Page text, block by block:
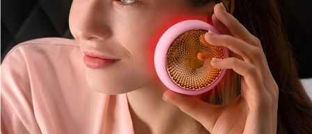
Moje urządzenia
Moje zamówienia
Moje adresy
Moje subskrypcje
FAQ™ Pure Beauty-Tech Elixir
issa™ Teeth Whitening Set
Deutsch
Español
Français
Italiano
Português
Polski
Svenska
Русский
Türkçe
简体中文 繁體中文